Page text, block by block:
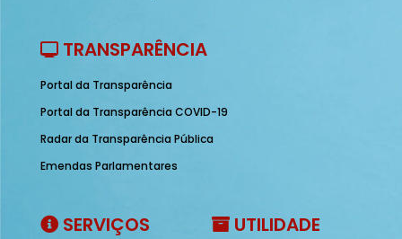
TRANSPARÊNCIA
Portal da Transparência
Portal da Transparência COVID-19
Radar da Transparência Pública
Emendas Parlamentares
SERVIÇOS UTILIDADE